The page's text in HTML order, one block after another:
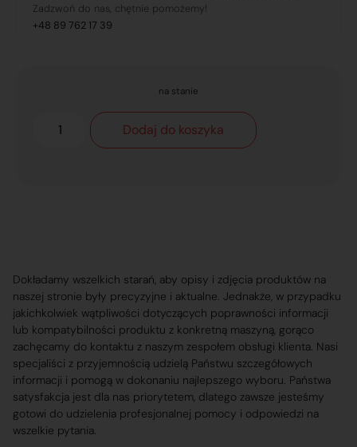
Zadzwoń do nas, chętnie pomożemy!
+48 89 762 17 39
na stanie
Dodaj do koszyka
Dokładamy wszelkich starań, aby opisy i zdjęcia produktów na
naszej stronie były precyzyjne i aktualne. Jednakże, w przypadku
jakichkolwiek wątpliwości dotyczących poprawności informacji
lub kompatybilności produktu z konkretną maszyną, gorąco
zachęcamy do kontaktu z naszym zespołem obsługi klienta. Nasi
specjaliści z przyjemnością udzielą Państwu szczegółowych
informacji i pomogą w dokonaniu najlepszego wyboru. Państwa
satysfakcja jest dla nas priorytetem, dlatego zawsze jesteśmy
gotowi do udzielenia profesjonalnej pomocy i odpowiedzi na
wszelkie pytania.